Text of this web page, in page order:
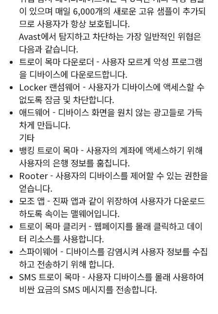
이 있으며 매일 6,000개의 새로운 고유 샘플이 추가되
므로 사용자가 항상 보호됩니다.
Avast에서 탐지하고 차단하는 가장 일반적인 위협은
다음과 같습니다.
트로이 목마 다운로더 - 사용자 모르게 악성 프로그램
을 디바이스에 다운로드합니다.
Locker 랜섬웨어 - 사용자가 디바이스에 액세스할 수
없도록 잠금 및 차단합니다.
애드웨어 - 디바이스 화면을 원치 않는 광고들로 가득
차게 만듭니다.
기타
뱅킹 트로이 목마 - 사용자의 계좌에 액세스하기 위해
사용자의 은행 정보를 훔칩니다.
Rooter - 사용자의 디바이스를 제어할 수 있는 권한을
얻습니다.
모조 앱 - 진짜 앱과 같이 위장하여 사용자가 다운로드
하도록 속이는 맬웨어입니다.
트로이 목마 클리커 - 웹페이지를 몰래 클릭하고 데이
터 리소스를 사용합니다.
스파이웨어 - 디바이스를 감염시켜 사용자 정보를 수집
하고 전송하기 위해 합니다.
SMS 트로이 목마 - 사용자 디바이스를 몰래 사용하여
비싼 요금의 SMS 메시지를 전송합니다.